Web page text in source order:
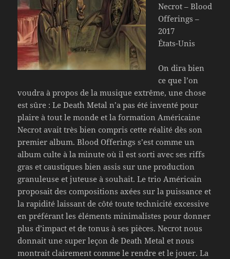
Necrot – Blood
Offerings –
2017
États-Unis
On dira bien
ce que l’on
voudra à propos de la musique extrême, une chose
est sûre : Le Death Metal n’a pas été inventé pour
plaire à tout le monde et la formation Américaine
Necrot avait très bien compris cette réalité dès son
premier album. Blood Offerings s’est comme un
album culte à la minute où il est sorti avec ses riffs
gras et caustiques bien assis sur une production
granuleuse et juteuse à souhait. Le trio Américain
proposait des compositions axées sur la puissance et
la rapidité laissant de côté toute technicité excessive
en préférant les éléments minimalistes pour donner
plus d’impact et de tonus à ses pièces. Necrot nous
donnait une super leçon de Death Metal et nous
montrait clairement comme le rendre et le jouer. La